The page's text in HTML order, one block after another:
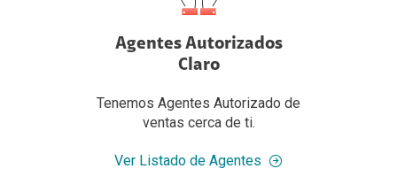
Agentes Autorizados
Claro
Tenemos Agentes Autorizado de
ventas cerca de ti.
Ver Listado de Agentes